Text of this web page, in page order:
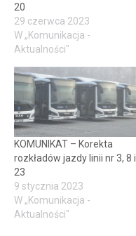
20
29 czerwca 2023
W „Komunikacja -
Aktualności"
KOMUNIKAT – Korekta
rozkładów jazdy linii nr 3, 8 i
23
9 stycznia 2023
W „Komunikacja -
Aktualności"